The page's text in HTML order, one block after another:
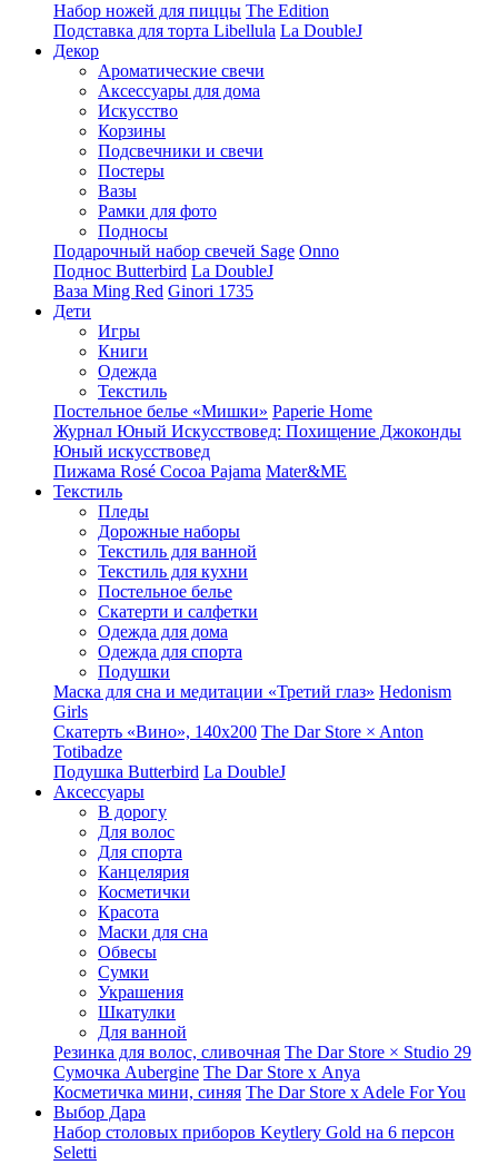
Набор ножей для пиццы The Edition
Подставка для торта Libellula La DoubleJ
Декор
Ароматические свечи
Аксессуары для дома
Искусство
Корзины
Подсвечники и свечи
Постеры
Вазы
Рамки для фото
Подносы
Подарочный набор свечей Sage Onno
Поднос Butterbird La DoubleJ
Ваза Ming Red Ginori 1735
Дети
Игры
Книги
Одежда
Текстиль
Постельное белье «Мишки» Paperie Home
Журнал Юный Искусствовед: Похищение Джоконды
Юный искусствовед
Пижама Rosé Cocoa Pajama Mater&ME
Текстиль
Пледы
Дорожные наборы
Текстиль для ванной
Текстиль для кухни
Постельное белье
Скатерти и салфетки
Одежда для дома
Одежда для спорта
Подушки
Маска для сна и медитации «Третий глаз» Hedonism
Girls
Скатерть «Вино», 140х200 The Dar Store × Anton
Totibadze
Подушка Butterbird La DoubleJ
Аксессуары
В дорогу
Для волос
Для спорта
Канцелярия
Косметички
Красота
Маски для сна
Обвесы
Сумки
Украшения
Шкатулки
Для ванной
Резинка для волос, сливочная The Dar Store × Studio 29
Сумочка Aubergine The Dar Store x Anya
Косметичка мини, синяя The Dar Store x Adele For You
Выбор Дара
Набор столовых приборов Keytlery Gold на 6 персон
Seletti